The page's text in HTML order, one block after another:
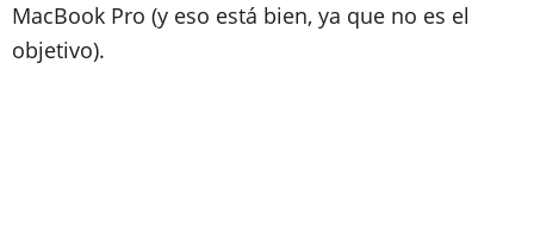
MacBook Pro (y eso está bien, ya que no es el
objetivo).